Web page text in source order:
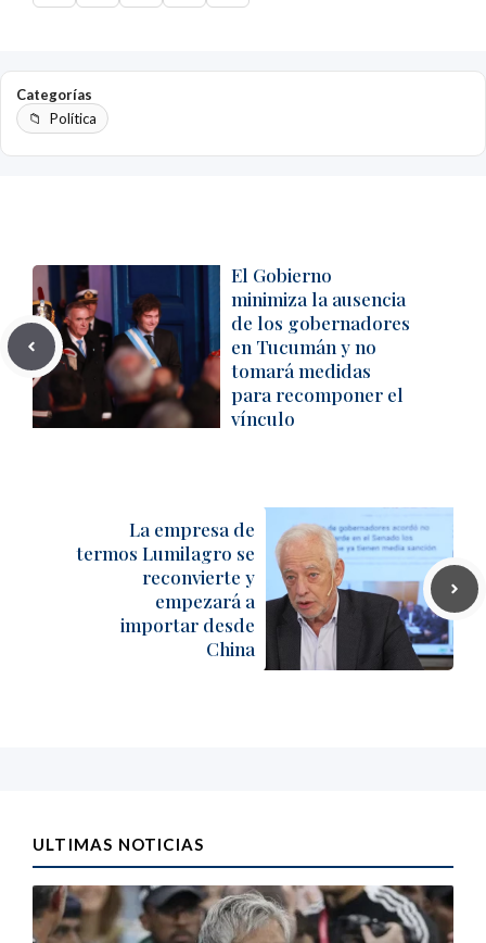
Categorías
Política
El Gobierno
minimiza la ausencia
de los gobernadores
en Tucumán y no
tomará medidas
para recomponer el
vínculo
La empresa de
termos Lumilagro se
reconvierte y
empezará a
importar desde
China
ULTIMAS NOTICIAS